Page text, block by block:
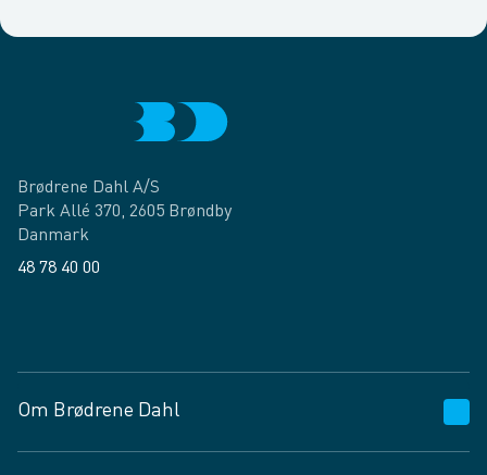
Brødrene Dahl A/S
Park Allé 370, 2605 Brøndby
Danmark
48 78 40 00
Om Brødrene Dahl